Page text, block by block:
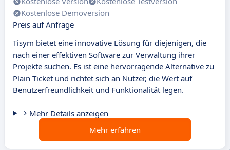
Kostenlose Demoversion
Preis auf Anfrage
Tisym bietet eine innovative Lösung für diejenigen, die
nach einer effektiven Software zur Verwaltung ihrer
Projekte suchen. Es ist eine hervorragende Alternative zu
Plain Ticket und richtet sich an Nutzer, die Wert auf
Benutzerfreundlichkeit und Funktionalität legen.
Mehr Details anzeigen
Mehr erfahren